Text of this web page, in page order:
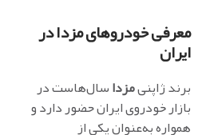
معرفی خودروهای مزدا در
ایران
برند ژاپنیمزداسال‌هاست در
بازار خودروی ایران حضور دارد و
همواره به‌عنوان یکی از